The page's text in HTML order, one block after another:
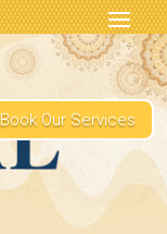
Book Our Services